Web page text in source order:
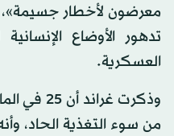
معرضون لأخطار جسيمة»،
تدهور الأوضاع
العسكرية.
وذكرت
من سوء التغذية الحاد،